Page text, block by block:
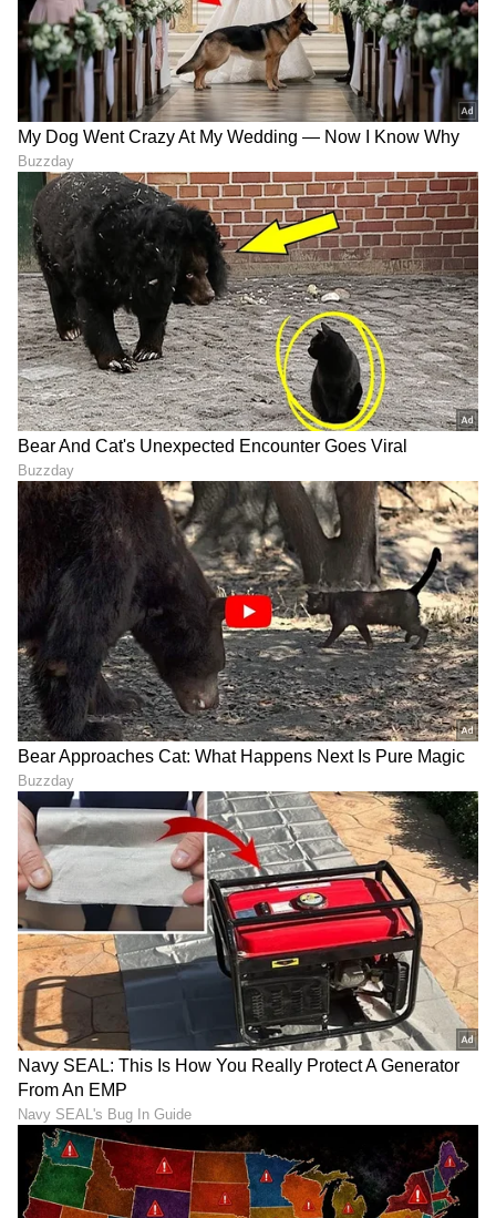
ತನಿಖಾ ಮೂಲಗಳ ಪ್ರಕಾರ, ಕಳೆದ ಮಾರ್ಚ್‌ನಲ್ಲಿ ಅವರ ಪುತ್ರ
ಮನೋಜ್ ಅವರ ಅಕಾಲಿಕ ನಿಧನವು ಭಾರತಿರಾಜ ಅವರನ್ನು
ಮಾನಸಿಕವಾಗಿ ಮತ್ತು ದೈಹಿಕವಾಗಿ ಬಹಳಷ್ಟು ಕುಗ್ಗಿಸಿತ್ತು.
ಪುತ್ರನ ಅಗಲಿಕೆಯ ನಂತರ ಅವರ ಆರೋಗ್ಯದಲ್ಲಿ
ಏರುಪೇರಾಗಿ, ಹೃದಯ ಸಂಬಂಧಿ ಸಮಸ್ಯೆಗಳು
ಕಾಣಿಸಿಕೊಂಡಿದ್ದವು ಎನ್ನಲಾಗಿದೆ.
ತಾರೆಯರ ಕಂಬನಿ:
ಭಾರತಿರಾಜ ಅವರ ನಿಧನಕ್ಕೆ ನಟಿ ಖುಷ್ಬೂ ಸುಂದರ್ ಅತ್ಯಂತ
ಭಾವನಾತ್ಮಕವಾಗಿ ಪ್ರತಿಕ್ರಿಯಿಸಿದ್ದಾರೆ. "ನನ್ನ ಪ್ರೀತಿಯ
ನಿರ್ದೇಶಕರು ಇನ್ನು ಮುಂದೆ ಇಲ್ಲ ಎಂದು ಕೇಳಲು
ನೋವಾಗುತ್ತಿದೆ. ಅವರು ಯಾವಾಗಲೂ ನನ್ನನ್ನು 'ಎರಡು
ಜುಟ್ಟು ಹಾಕಿಕೊಂಡು ಬಾ, ನಿನ್ನನ್ನು ಇಟ್ಟುಕೊಂಡು ಒಂದು
ಸಿನಿಮಾ ಮಾಡಬೇಕು' ಎನ್ನುತ್ತಿದ್ದರು. ಅವರ ಆ ಮಾತು ಈಗ
ನನಸಾಗದ ಕನಸಾಗಿಯೇ ಉಳಿಯಿತು" ಎಂದು ಎಕ್ಸ್ (ಟ್ವಿಟ್ಟರ್)
ನಲ್ಲಿ ಬರೆದುಕೊಂಡಿದ್ದಾರೆ.
ತಮಿಳು ಚಿತ್ರ ನಿರ್ಮಾಪಕರ ಮಂಡಳಿಯ ಮಾಜಿ
ಅಧ್ಯಕ್ಷರಾಗಿದ್ದ ಭಾರತಿರಾಜ ಅವರ ನಿಧನದಿಂದ ಭಾರತೀಯ
ಚಿತ್ರರಂಗದ ಒಂದು ಸುವರ್ಣ ಅಧ್ಯಾಯ ಮುಕ್ತಾಯಗೊಂಡಿದೆ.
ಅವರ ಸಿನಿಮಾಗಳು ಮತ್ತು ಅವರ ಸೃಜನಶೀಲತೆ ಎಂದೆಂದಿಗೂ
ಅಮರ.